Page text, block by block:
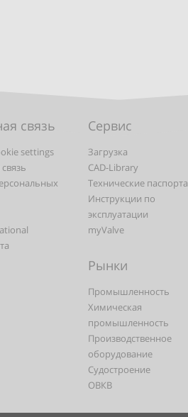
связь
settings
Сервис
Загрузка
CAD-Library
Технические паспорта
Инструкции по
эксплуатации
myValve
Рынки
Промышленность
Химическая
промышленность
Производственное
оборудование
Судостроение
ОВКВ